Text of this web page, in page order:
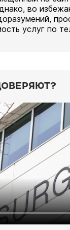
во
услуг по